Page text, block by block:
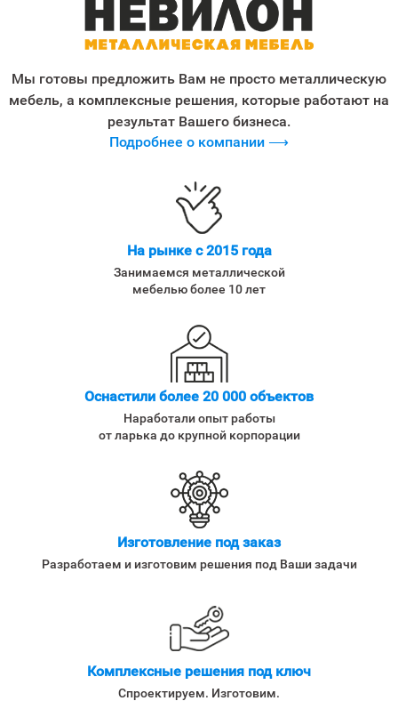
Мы готовы предложить Вам не просто металлическую
мебель, а комплексные решения, которые работают на
результат Вашего бизнеса.
Подробнее о компании ⟶
На рынке с 2015 года
Занимаемся металлической
мебелью более 10 лет
Оснастили более 20 000 объектов
Наработали опыт работы
от ларька до крупной корпорации
Изготовление под заказ
Разработаем и изготовим решения под Ваши задачи
Комплексные решения под ключ
Спроектируем. Изготовим.